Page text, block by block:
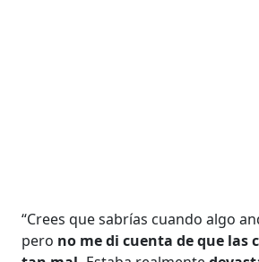
“Crees que sabrías cuando algo
pero no me di cuenta de que las